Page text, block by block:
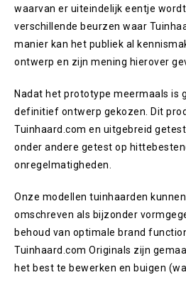
waarvan er uiteindelijk eentje
verschillende beurzen waar
manier kan het publiek al
ontwerp en zijn mening hierover
Nadat het prototype meermaals is
definitief ontwerp gekozen. Dit
Tuinhaard.com en uitgebreid
onder andere getest op
onregelmatigheden.
Onze modellen tuinhaarden
omschreven als bijzonder
behoud van optimale brand
Tuinhaard.com Originals zijn
het best te bewerken en buigen